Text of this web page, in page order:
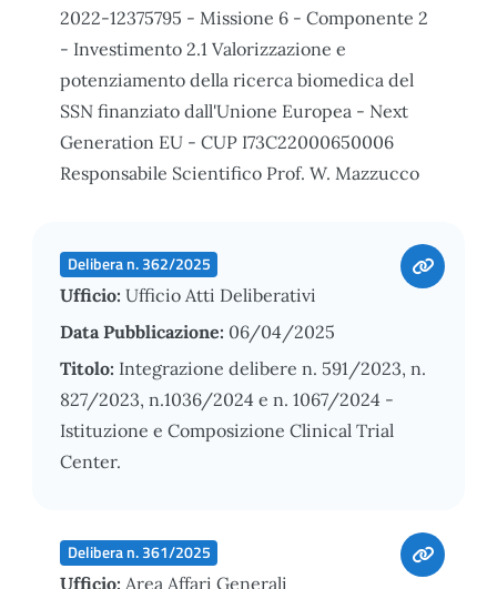
2022-12375795 - Missione 6 - Componente 2
- Investimento 2.1 Valorizzazione e
potenziamento della ricerca biomedica del
SSN finanziato dall'Unione Europea - Next
Generation EU - CUP I73C22000650006
Responsabile Scientifico Prof. W. Mazzucco
Delibera n. 362/2025
Ufficio: Ufficio Atti Deliberativi
Data Pubblicazione: 06/04/2025
Titolo: Integrazione delibere n. 591/2023, n.
827/2023, n.1036/2024 e n. 1067/2024 -
Istituzione e Composizione Clinical Trial
Center.
Delibera n. 361/2025
Ufficio: Area Affari Generali